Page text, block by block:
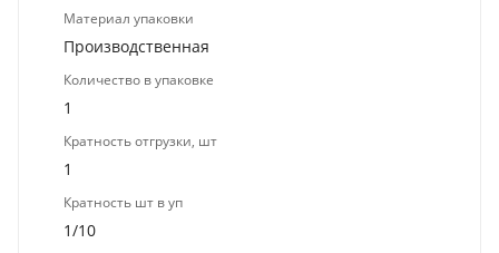
Материал упаковки
Производственная
Количество в упаковке
1
Кратность отгрузки, шт
1
Кратность шт в уп
1/10